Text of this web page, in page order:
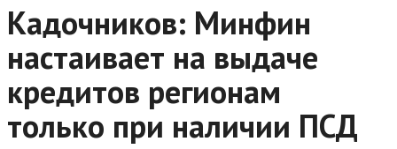
Кадочников: Минфин
настаивает на выдаче
кредитов регионам
только при наличии ПСД